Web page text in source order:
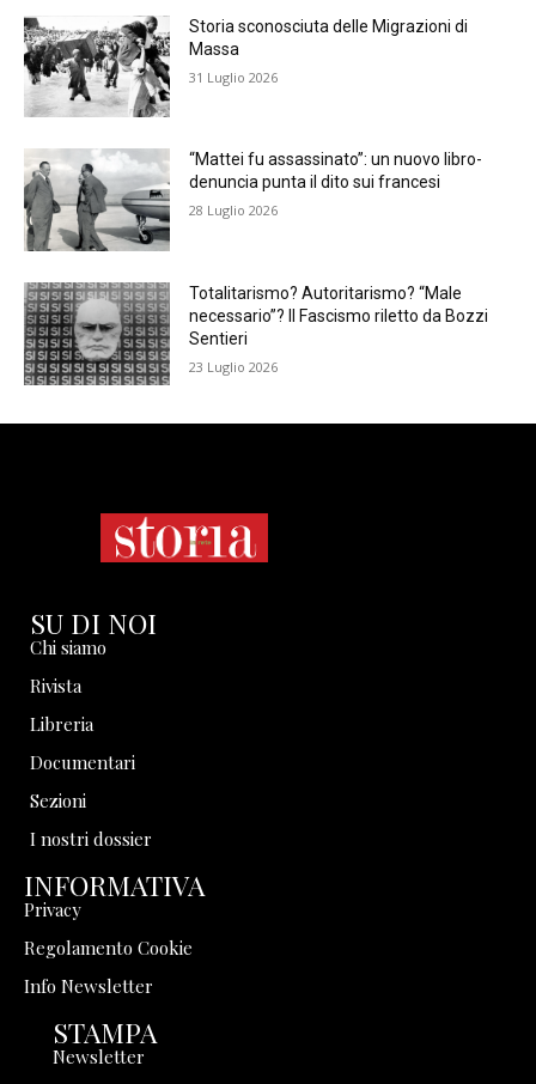
Storia sconosciuta delle Migrazioni di
Massa
31 Luglio 2026
“Mattei fu assassinato”: un nuovo libro-
denuncia punta il dito sui francesi
28 Luglio 2026
Totalitarismo? Autoritarismo? “Male
necessario”? Il Fascismo riletto da Bozzi
Sentieri
23 Luglio 2026
SU DI NOI
Chi siamo
Rivista
Libreria
Documentari
Sezioni
I nostri dossier
INFORMATIVA
Privacy
Regolamento Cookie
Info Newsletter
STAMPA
Newsletter